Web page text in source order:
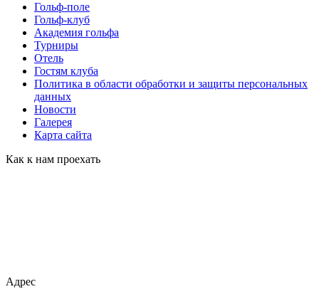
Гольф-поле
Гольф-клуб
Академия гольфа
Турниры
Отель
Гостям клуба
Политика в области обработки и защиты персональных
данных
Новости
Галерея
Карта сайта
Как к нам проехать
Адрес